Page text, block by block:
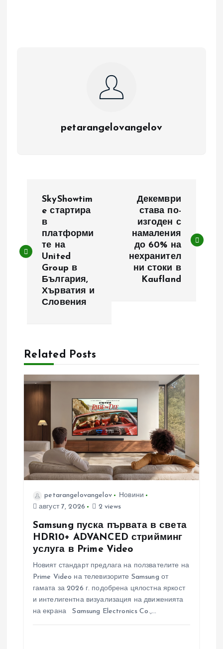
petarangelovangelov
в
и
и
я
SkyShowtim
e стартира
в
платформи
те на
United
Group в
България,
Хърватия и
Словения
Декември
става по-
изгоден с
намаления
до 60% на
нехранител
ни стоки в
Kaufland
Related Posts
petarangelovangelov
Новини
август 7, 2026
2 views
Samsung пуска първата в света
HDR10+ ADVANCED стрийминг
услуга в Prime Video
Новият стандарт предлага на ползвателите на
Prime Video на телевизорите Samsung от
гамата за 2026 г. подобрена цялостна яркост
и интелигентна визуализация на движенията
на екрана Samsung Electronics Co.,…